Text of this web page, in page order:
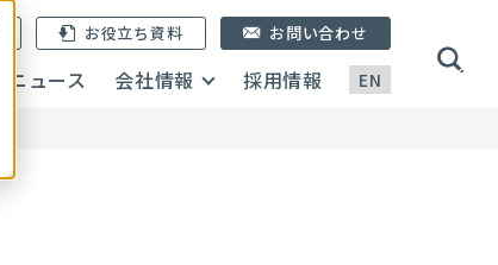
EN
お役立ち資料
ニュース 会社情報 採用情報
お問い合わせ